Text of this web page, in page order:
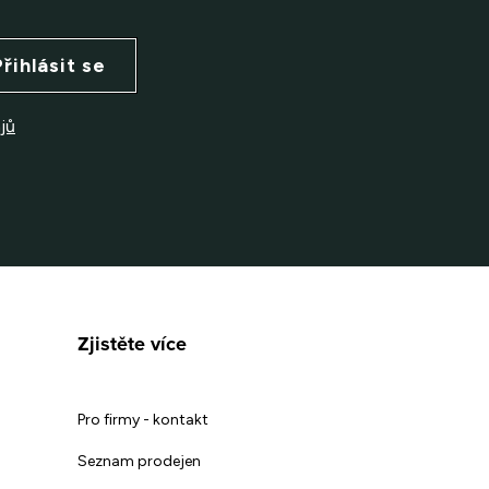
se
Zjistěte více
Pro firmy - kontakt
Seznam prodejen